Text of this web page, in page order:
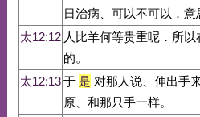
日治病、可以不可以．意
太12:12 人比羊何等贵重呢．所
的。
太12:13于 是 对那人说、伸出手
原、和那只手一样。